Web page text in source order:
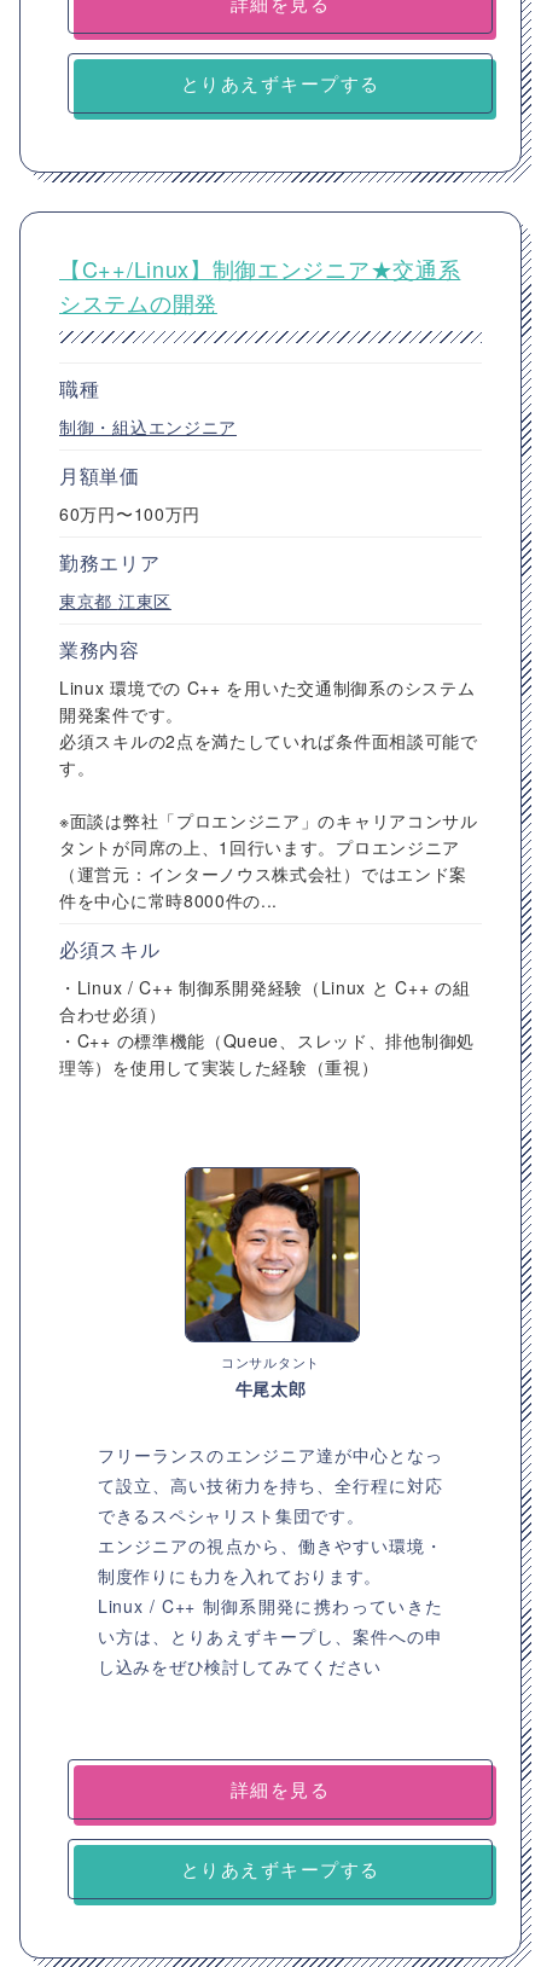
とりあえずキープする
【C++/Linux】制御エンジニア★交通系
システムの開発
職種
制御・組込エンジニア
月額単価
60万円〜100万円
勤務エリア
東京都 江東区
業務内容
Linux 環境での C++ を用いた交通制御系のシステム
開発案件です。
必須スキルの2点を満たしていれば条件面相談可能で
す。
※面談は弊社「プロエンジニア」のキャリアコンサル
タントが同席の上、1回行います。プロエンジニア
（運営元：インターノウス株式会社）ではエンド案
件を中心に常時8000件の...
必須スキル
・Linux / C++ 制御系開発経験（Linux と C++ の組
合わせ必須）
・C++ の標準機能（Queue、スレッド、排他制御処
理等）を使用して実装した経験（重視）
コンサルタント
牛尾太郎
フリーランスのエンジニア達が中心となっ
て設立、高い技術力を持ち、全行程に対応
できるスペシャリスト集団です。
エンジニアの視点から、働きやすい環境・
制度作りにも力を入れております。
Linux / C++ 制御系開発に携わっていきた
い方は、とりあえずキープし、案件への申
し込みをぜひ検討してみてください
詳細を見る
とりあえずキープする